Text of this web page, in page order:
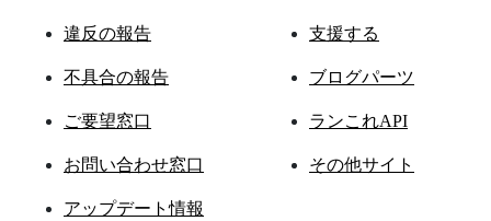
違反の報告
不具合の報告
ご要望窓口
お問い合わせ窓口
アップデート情報
支援する
ブログパーツ
ランこれAPI
その他サイト